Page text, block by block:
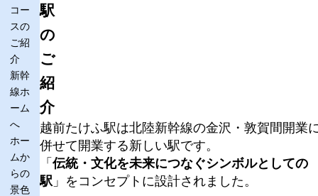
コー
スの
ご紹
介
新幹
線ホ
ーム
へ
ホー
ムか
らの
景色
駅
の
ご
紹
介
越前たけふ駅は北陸新幹線の金沢・敦賀間開業
併せて開業する新しい駅です。
「伝統・文化を未来につなぐシンボルとしての
駅 」をコンセプトに設計されました。